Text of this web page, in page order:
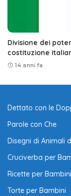
Divisione dei
costituzione
14 anni fa
Dettato con le
Parole con Che
Disegni di Animali
Cruciverba per
Ricette per Bambini
Torte per Bambini